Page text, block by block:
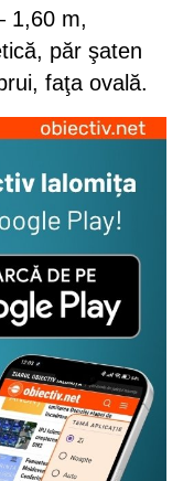
1,60 m,
păr şaten
faţa ovală.